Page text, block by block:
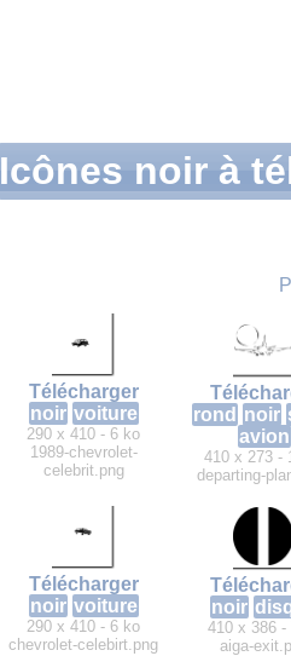
Icônes noir à
Télécharger
noir voiture
290 x 410 - 6 ko
1989-chevrolet-
celebrit.png
rond noir
avion
410 x 273 -
departing-
Télécharger
noir voiture
290 x 410 - 6 ko
chevrolet-celebirt.png
noir
410 x 386 -
aiga-